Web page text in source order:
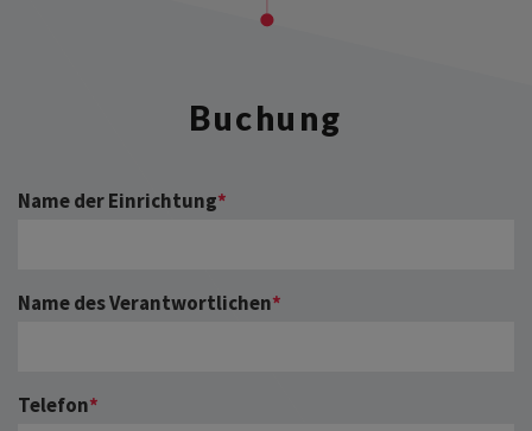
Buchung
Name der Einrichtung*
Name des Verantwortlichen*
Telefon*